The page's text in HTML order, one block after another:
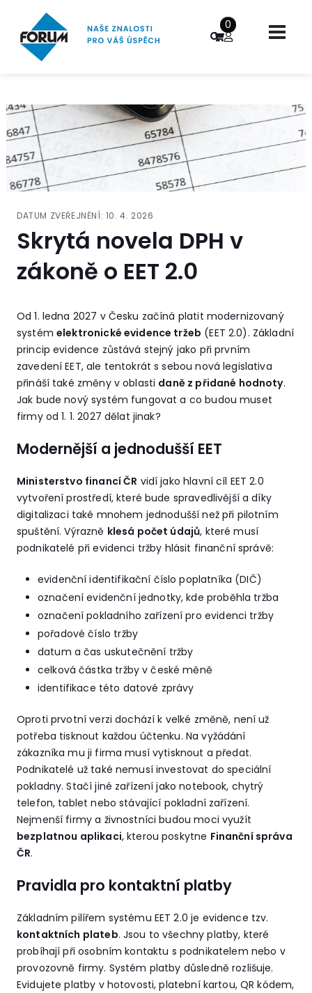
0
DATUM ZVEŘEJNĚNÍ: 10. 4. 2026
Skrytá novela DPH v
zákoně o EET 2.0
Od 1. ledna 2027 v Česku začíná platit modernizovaný
systémelektronické evidence tržeb (EET 2.0). Základní
princip evidence zůstává stejný jako při prvním
zavedení EET, ale tentokrát s sebou nová legislativa
přináší také změny v oblasti daně z přidané hodnoty.
Jak bude nový systém fungovat a co budou muset
firmy od 1. 1. 2027 dělat jinak?
Modernější a jednodušší EET
Ministerstvo financí ČR vidí jako hlavní cíl EET 2.0
vytvoření prostředí, které bude spravedlivější a díky
digitalizaci také mnohem jednodušší než při pilotním
spuštění. Výrazně klesá počet údajů, které musí
podnikatelé při evidenci tržby hlásit finanční správě:
evidenční identifikační číslo poplatníka (DIČ)
označení evidenční jednotky, kde proběhla tržba
označení pokladního zařízení pro evidenci tržby
pořadové číslo tržby
datum a čas uskutečnění tržby
celková částka tržby v české měně
identifikace této datové zprávy
Oproti prvotní verzi dochází k velké změně, není už
potřeba tisknout každou účtenku. Na vyžádání
zákazníka mu ji firma musí vytisknout a předat.
Podnikatelé už také nemusí investovat do speciální
pokladny. Stačí jiné zařízení jako notebook, chytrý
telefon, tablet nebo stávající pokladní zařízení.
Nejmenší firmy a živnostníci budou moci využít
bezplatnou aplikaci, kterou poskytne Finanční správa
ČR.
Pravidla pro kontaktní platby
Základním pilířem systému EET 2.0 je evidence tzv.
kontaktních plateb. Jsou to všechny platby, které
probíhají při osobním kontaktu s podnikatelem nebo v
provozovně firmy. Systém platby důsledně rozlišuje.
Evidujete platby v hotovosti, platební kartou, QR kódem,